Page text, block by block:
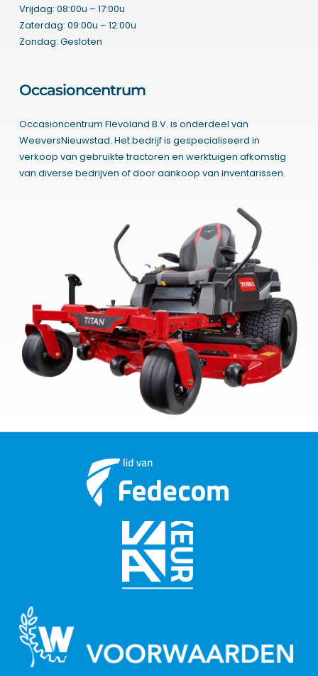
Vrijdag: 08:00u – 17:00u
Zaterdag: 09:00u – 12:00u
Zondag: Gesloten
Occasioncentrum
Occasioncentrum Flevoland B.V. is onderdeel van
WeeversNieuwstad. Het bedrijf is gespecialiseerd in
verkoop van gebruikte tractoren en werktuigen afkomstig
van diverse bedrijven of door aankoop van inventarissen.